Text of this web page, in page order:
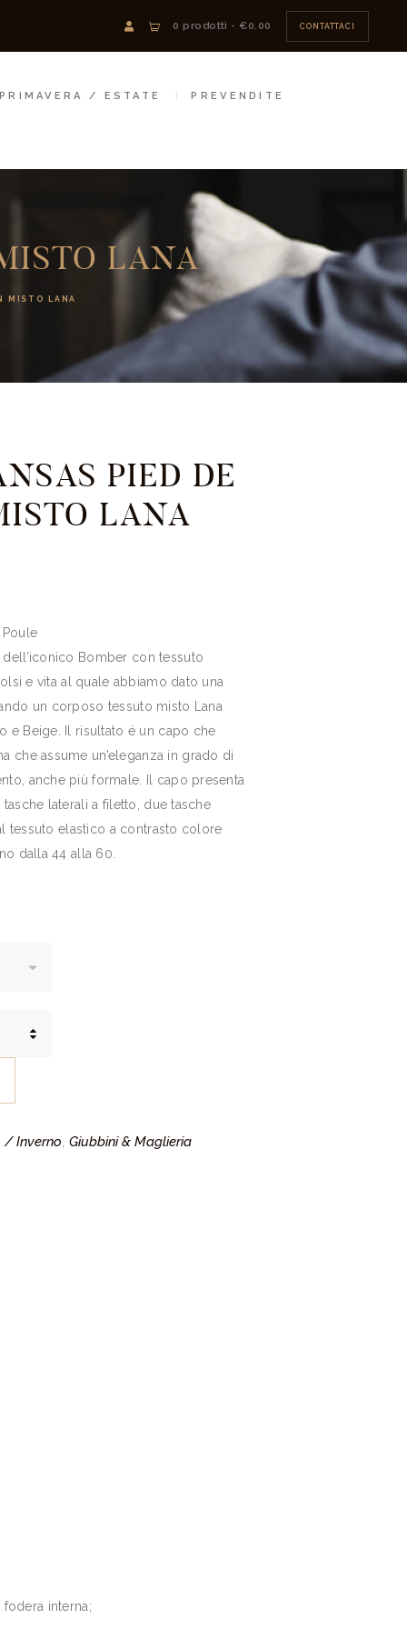
0 prodotti - €0.00 CONTATTACI
/ ESTATE PREVENDITE
LANA
MISTO LANA
PIED DE
LANA
Bomber con tessuto
e vita al quale abbiamo dato una
un corposo tessuto misto Lana
e Beige. Il risultato é un capo che
che assume un’eleganza in grado di
anche più formale. Il capo presenta
laterali a filetto, due tasche
tessuto elastico a contrasto colore
dalla 44 alla 60.
/ Inverno, Giubbini & Maglieria
interna;